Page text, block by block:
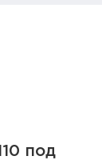
под